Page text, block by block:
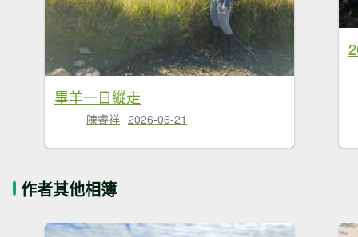
畢羊一日縱走
陳睿祥 2026-06-21
作者其他相簿